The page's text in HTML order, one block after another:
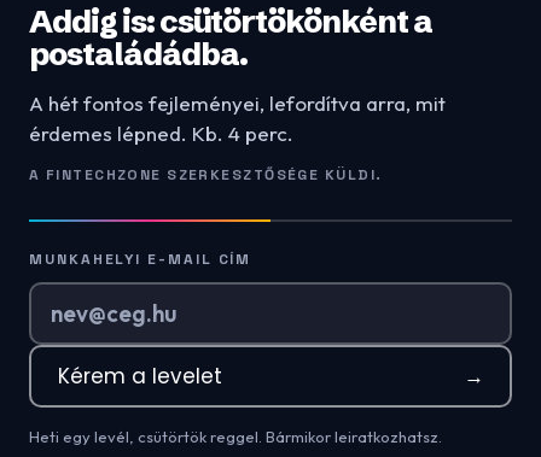
Addig is: csütörtökönként a
postaládádba.
A hét fontos fejleményei, lefordítva arra, mit
érdemes lépned. Kb. 4 perc.
A FINTECHZONE SZERKESZTŐSÉGE KÜLDI.
MUNKAHELYI E-MAIL CÍM
Kérem a levelet →
Heti egy levél, csütörtök reggel. Bármikor leiratkozhatsz.